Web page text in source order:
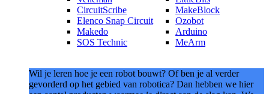
CircuitScribe
Elenco Snap Circuit
Makedo
SOS Technic
MakeBlock
Ozobot
Arduino
MeArm
Wil je leren hoe je een robot bouwt? Of ben je al verder
gevorderd op het gebied van robotica? Dan hebben we hier